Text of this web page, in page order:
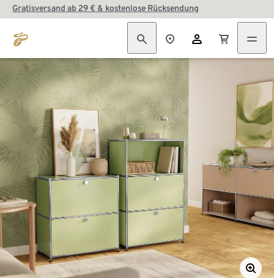
Gratisversand ab 29 € & kostenlose Rücksendung